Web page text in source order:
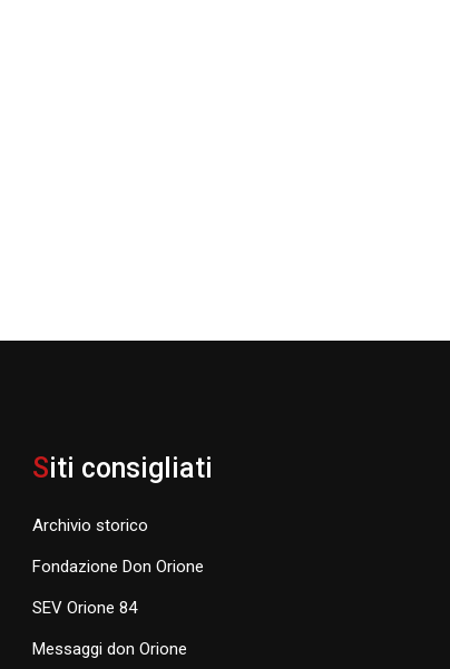
Siti consigliati
Archivio storico
Fondazione Don Orione
SEV Orione 84
Messaggi don Orione